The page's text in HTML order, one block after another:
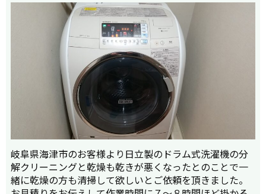
岐阜県海津市のお客様より日立製のドラム式洗濯機の分
解クリーニングと乾燥も乾きが悪くなったとのことで一
緒に乾燥の方も清掃して欲しいとご依頼を頂きました。